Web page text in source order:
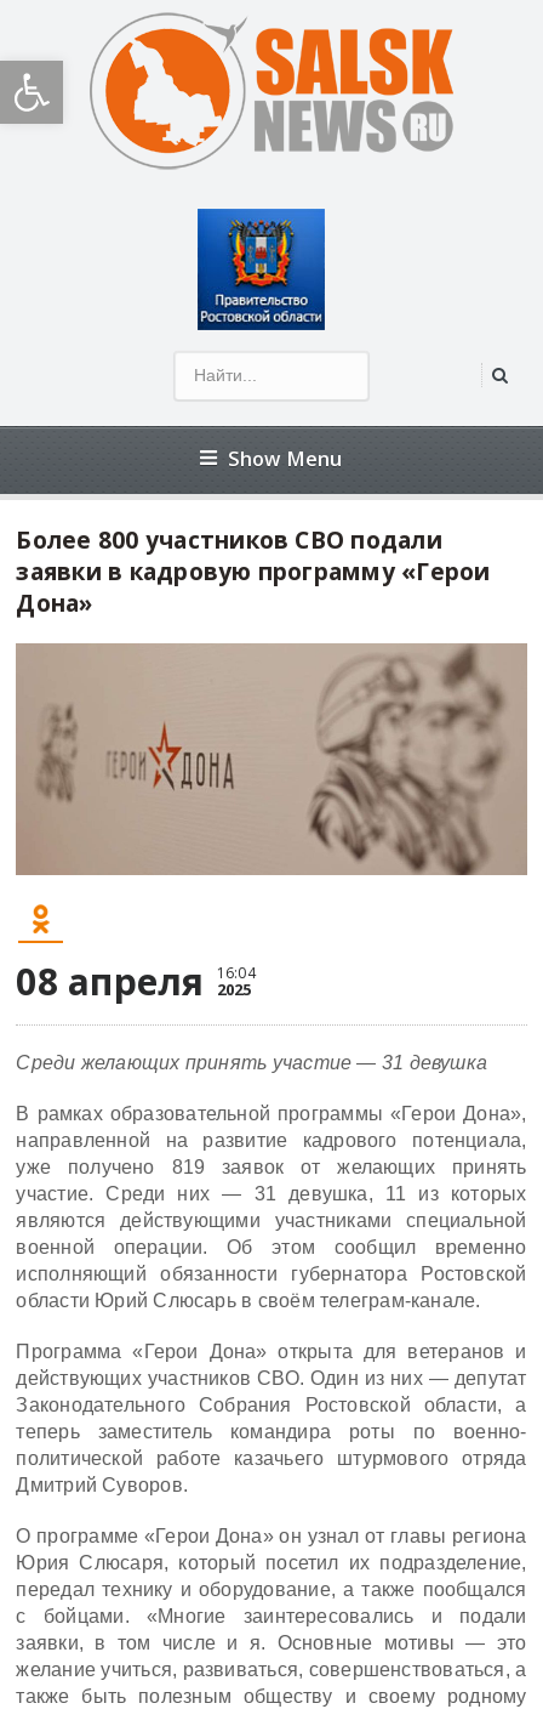
Открыть панель инструментов
Show Menu
Более 800 участников СВО подали
заявки в кадровую программу «Герои
Дона»
08 апреля 16:04
2025
Среди желающих принять участие — 31 девушка
В рамках образовательной программы «Герои Дона»,
направленной на развитие кадрового потенциала,
уже получено 819 заявок от желающих принять
участие. Среди них — 31 девушка, 11 из которых
являются действующими участниками специальной
военной операции. Об этом сообщил временно
исполняющий обязанности губернатора Ростовской
области Юрий Слюсарь в своём телеграм-канале.
Программа «Герои Дона» открыта для ветеранов и
действующих участников СВО. Один из них — депутат
Законодательного Собрания Ростовской области, а
теперь заместитель командира роты по военно-
политической работе казачьего штурмового отряда
Дмитрий Суворов.
О программе «Герои Дона» он узнал от главы региона
Юрия Слюсаря, который посетил их подразделение,
передал технику и оборудование, а также пообщался
с бойцами. «Многие заинтересовались и подали
заявки, в том числе и я. Основные мотивы — это
желание учиться, развиваться, совершенствоваться, а
также быть полезным обществу и своему родному